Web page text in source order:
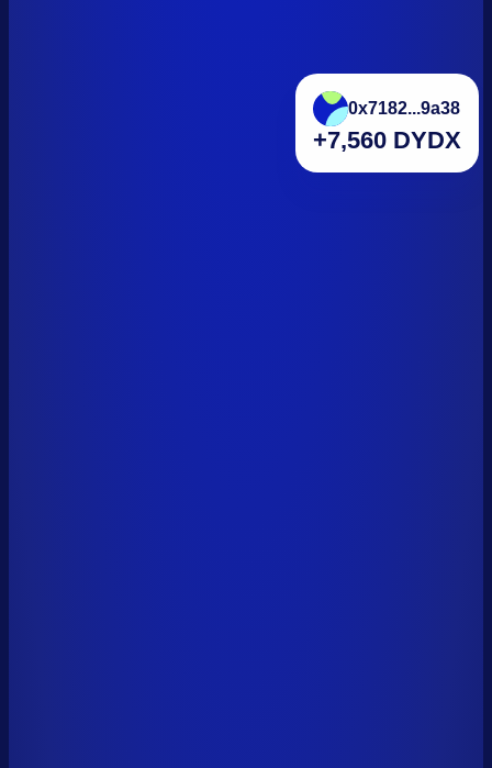
0x7182...9a38
+7,560 DYDX